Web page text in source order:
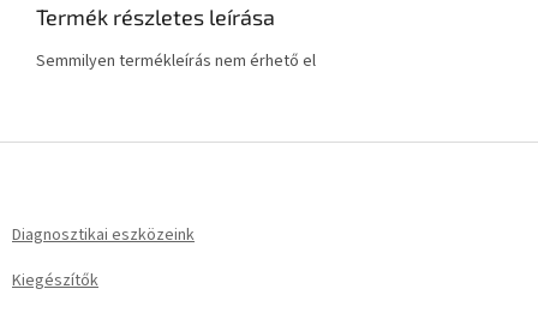
Termék részletes leírása
Semmilyen termékleírás nem érhető el
Diagnosztikai eszközeink
Kiegészítők